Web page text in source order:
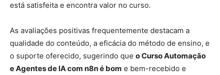
está satisfeita e encontra valor no curso.
As avaliações positivas frequentemente destacam a
qualidade do conteúdo, a eficácia do método de ensino, e
o suporte oferecido, sugerindo que o Curso Automação
e Agentes de IA com n8n é bom e bem-recebido e